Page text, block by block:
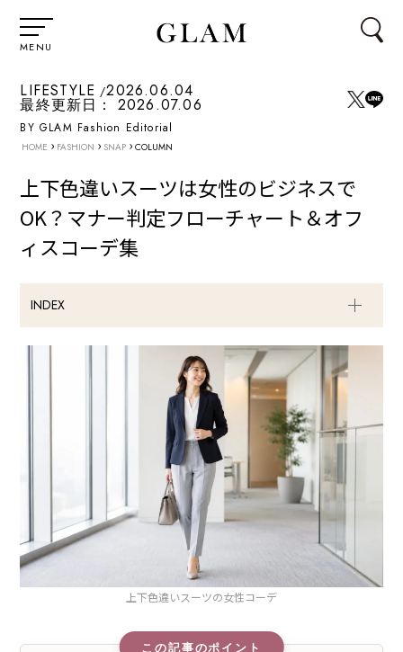
MENU
LIFESTYLE 2026.06.04
最終更新日： 2026.07.06
BY GLAM Fashion Editorial
HOME › FASHION › SNAP › COLUMN
上下色違いスーツは女性のビジネスで
OK？マナー判定フローチャート＆オフ
ィスコーデ集
INDEX
上下色違いスーツの女性コーデ